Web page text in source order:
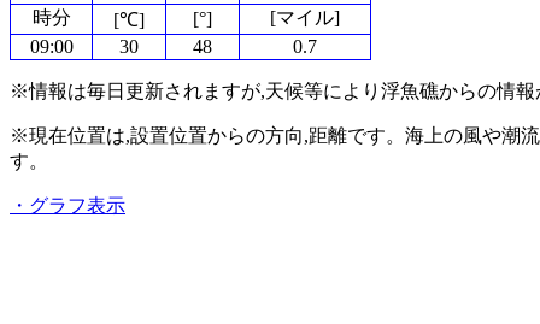
時分
[℃] [°]
[マイル]
09:00
30 48 0.7
※情報は毎日更新されますが,天候等により浮魚礁からの情
※現在位置は,設置位置からの方向,距離です。海上の風や潮
す。
・グラフ表示